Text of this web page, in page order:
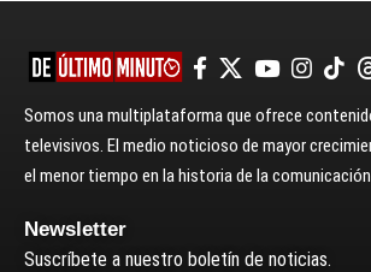
Somos una multiplataforma que ofrece
televisivos. El medio noticioso de mayor
el menor tiempo en la historia de la
Newsletter
Suscríbete a nuestro boletín de noticias.